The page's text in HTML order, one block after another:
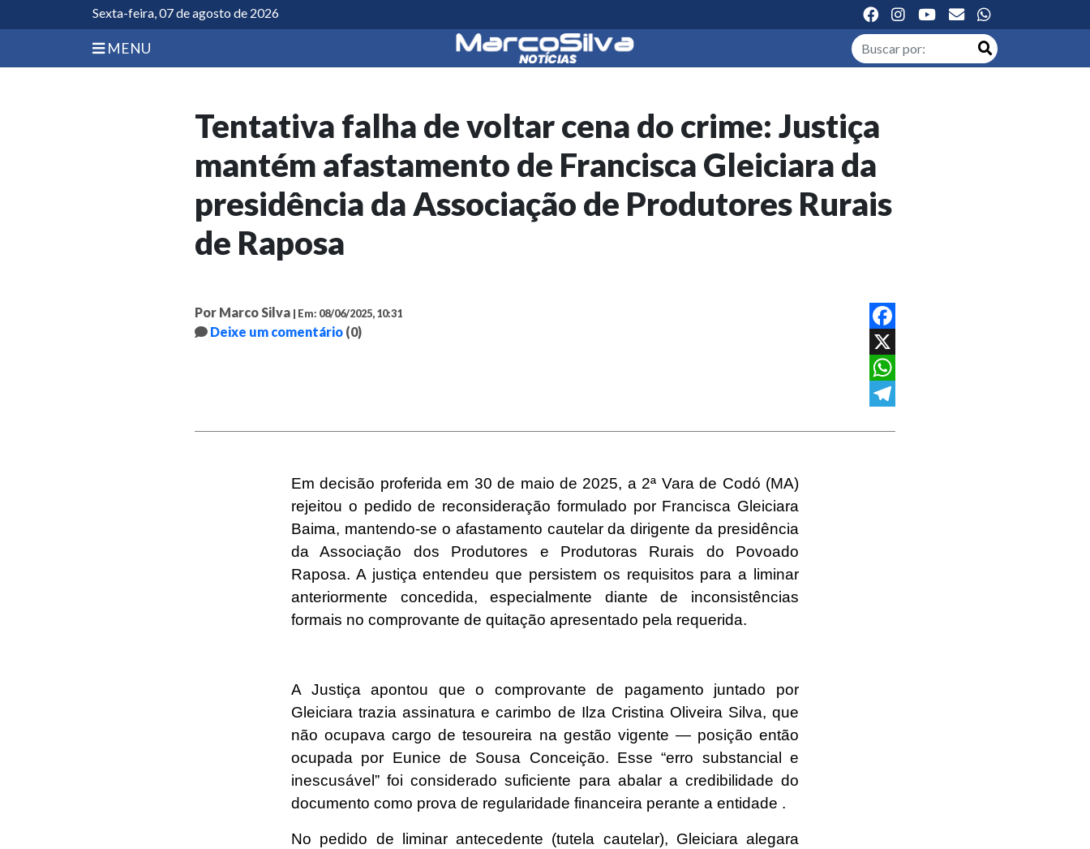
Sexta-feira, 07 de agosto de 2026
MENU
Tentativa falha de voltar cena do crime: Justiça
mantém afastamento de Francisca Gleiciara da
presidência da Associação de Produtores Rurais
de Raposa
Por Marco Silva | Em: 08/06/2025, 10:31
Deixe um comentário (0)
Facebook
X
WhatsApp
Em decisão proferida em 30 de maio de 2025, a 2ª Vara de Codó (MA)
rejeitou o pedido de reconsideração formulado por Francisca Gleiciara
Baima, mantendo-se o afastamento cautelar da dirigente da presidência
da Associação dos Produtores e Produtoras Rurais do Povoado
Raposa. A justiça entendeu que persistem os requisitos para a liminar
anteriormente concedida, especialmente diante de inconsistências
formais no comprovante de quitação apresentado pela requerida.
A Justiça apontou que o comprovante de pagamento juntado por
Gleiciara trazia assinatura e carimbo de Ilza Cristina Oliveira Silva, que
não ocupava cargo de tesoureira na gestão vigente — posição então
ocupada por Eunice de Sousa Conceição. Esse “erro substancial e
inescusável” foi considerado suficiente para abalar a credibilidade do
documento como prova de regularidade financeira perante a entidade .
No pedido de liminar antecedente (tutela cautelar), Gleiciara alegara